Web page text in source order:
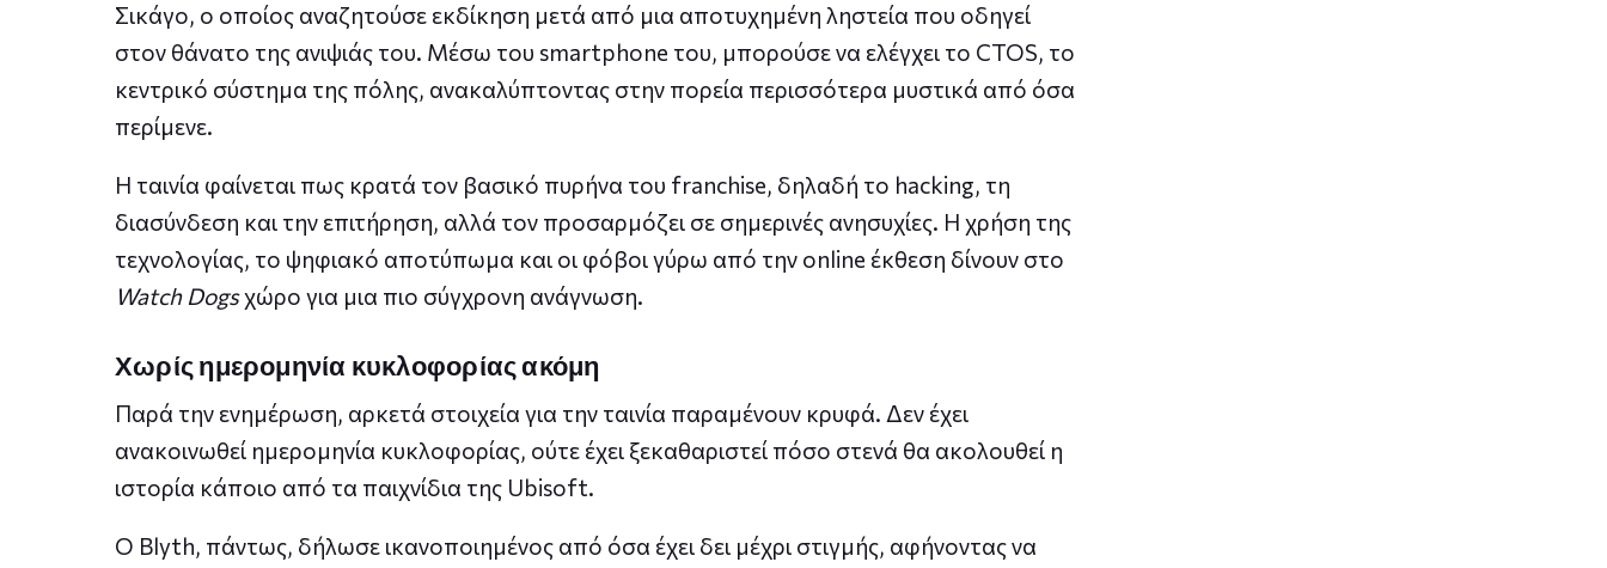
Σικάγο, ο οποίος αναζητούσε εκδίκηση μετά από μια αποτυχημένη ληστεία που οδηγεί
στον θάνατο της ανιψιάς του. Μέσω του smartphone του, μπορούσε να ελέγχει το CTOS, το
κεντρικό σύστημα της πόλης, ανακαλύπτοντας στην πορεία περισσότερα μυστικά από όσα
περίμενε.
Η ταινία φαίνεται πως κρατά τον βασικό πυρήνα του franchise, δηλαδή το hacking, τη
διασύνδεση και την επιτήρηση, αλλά τον προσαρμόζει σε σημερινές ανησυχίες. Η χρήση της
τεχνολογίας, το ψηφιακό αποτύπωμα και οι φόβοι γύρω από την online έκθεση δίνουν στο
Watch Dogsχώρο για μια πιο σύγχρονη ανάγνωση.
Χωρίς ημερομηνία κυκλοφορίας ακόμη
Παρά την ενημέρωση, αρκετά στοιχεία για την ταινία παραμένουν κρυφά. Δεν έχει
ανακοινωθεί ημερομηνία κυκλοφορίας, ούτε έχει ξεκαθαριστεί πόσο στενά θα ακολουθεί η
ιστορία κάποιο από τα παιχνίδια της Ubisoft.
Ο Blyth, πάντως, δήλωσε ικανοποιημένος από όσα έχει δει μέχρι στιγμής, αφήνοντας να